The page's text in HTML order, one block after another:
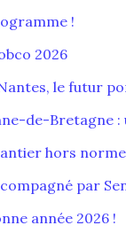
!
2026
le futur
de-Bretagne :
hors norme
par
année 2026 !